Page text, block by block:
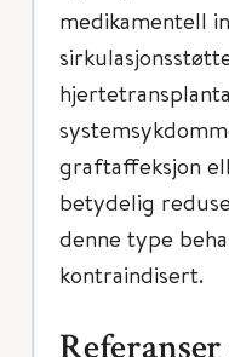
medikamentell
graftaffeksjon
betydelig
denne type
kontraindisert.